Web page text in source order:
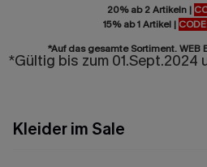
20% ab 2 Artikeln |
15% ab 1 Artikel |
*Auf das gesamte Sortiment. WEB
*Gültig bis zum 01.Sept.2024
Kleider im Sale